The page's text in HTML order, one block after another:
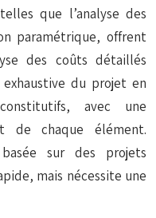
que l’analyse des
paramétrique, offrent
des coûts détaillés
du projet en
avec une
de chaque élément.
basée sur des projets
mais nécessite une